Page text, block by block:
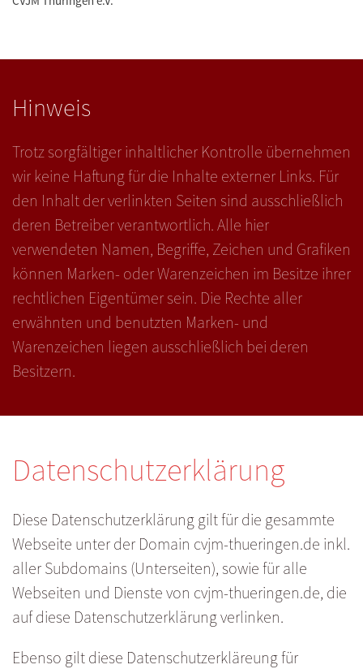
Hinweis
Trotz sorgfältiger inhaltlicher Kontrolle übernehmen
wir keine Haftung für die Inhalte externer Links. Für
den Inhalt der verlinkten Seiten sind ausschließlich
deren Betreiber verantwortlich. Alle hier
verwendeten Namen, Begriffe, Zeichen und Grafiken
können Marken- oder Warenzeichen im Besitze ihrer
rechtlichen Eigentümer sein. Die Rechte aller
erwähnten und benutzten Marken- und
Warenzeichen liegen ausschließlich bei deren
Besitzern.
Datenschutzerklärung
Diese Datenschutzerklärung gilt für die gesammte
Webseite unter der Domain cvjm-thueringen.de inkl.
aller Subdomains (Unterseiten), sowie für alle
Webseiten und Dienste von cvjm-thueringen.de, die
auf diese Datenschutzerklärung verlinken.
Ebenso gilt diese Datenschutzerkläreung für